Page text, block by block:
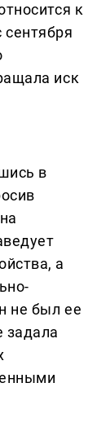
к
иск
в
а
не был ее
задала